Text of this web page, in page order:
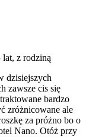
lat, z rodziną
dzisiejszych
zawsze cis się
bardzo
zróżnicowane ale
za próżno bo o
Nano. Otóż przy